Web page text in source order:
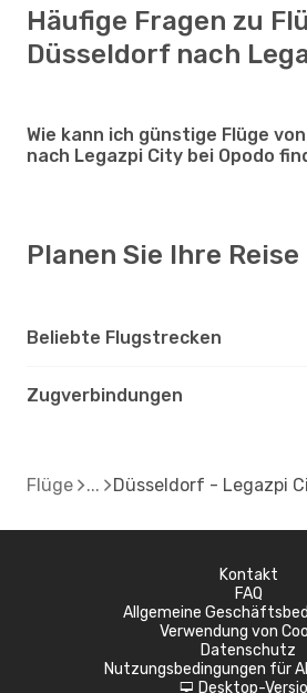
Häufige Fragen zu
Düsseldorf nach
Wie kann ich günstige Flüge
nach Legazpi City bei Opodo
Planen Sie Ihre Reise
Beliebte Flugstrecken
Zugverbindungen
Flüge Düsseldorf - Legazpi
Kontakt
FAQ
Allgemeine
Verwendung von
Datenschutz
Nutzungsbedingungen für
d Desktop-